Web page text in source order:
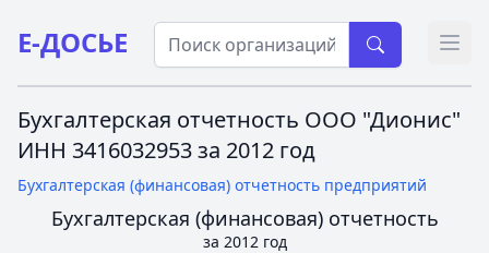
Е-ДОСЬЕ
Бухгалтерская отчетность ООО "Дионис"
ИНН 3416032953 за 2012 год
Бухгалтерская (финансовая) отчетность предприятий
Бухгалтерская (финансовая) отчетность
за 2012 год